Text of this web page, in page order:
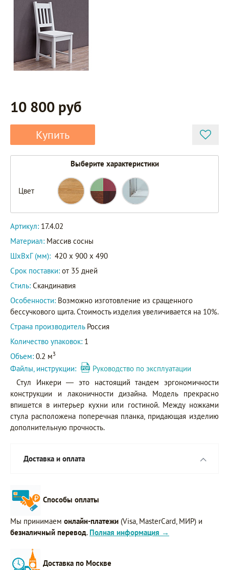
10 800 руб
Купить
Выберите характеристики
Цвет
Артикул: 17.4.02
Материал: Массив сосны
ШxВxГ (мм): 420 x 900 x 490
Срок поставки: от 35 дней
Стиль: Скандинавия
Особенности: Возможно изготовление из сращенного
бессучкового щита. Стоимость изделия увеличивается на 10%.
Страна производитель Россия
Количество упаковок: 1
Объем: 0.2 м3
Файлы, инструкции:
Руководство по эксплуатации
Стул Инкери — это настоящий тандем эргономичности
конструкции и лаконичности дизайна. Модель прекрасно
впишется в интерьер кухни или гостиной. Между ножками
стула расположена поперечная планка, придающая изделию
дополнительную прочность.
Доставка и оплата
Способы оплаты
Мы принимаем онлайн-платежи (Visa, MasterCard, МИР) и
безналичный перевод. Полная информация →
Доставка по Москве